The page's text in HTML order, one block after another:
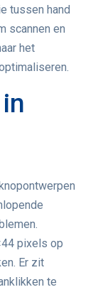
tussen hand
scannen en
het
pixels op
Er zit
te